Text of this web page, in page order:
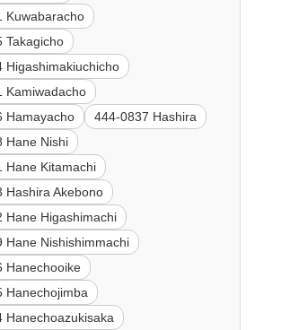
Kuwabaracho
Takagicho
Higashimakiuchicho
Kamiwadacho
Hamayacho
444-0837 Hashira
Hane Nishi
Hane Kitamachi
Hashira Akebono
Hane Higashimachi
Hane Nishishimmachi
Hanechooike
Hanechojimba
Hanechoazukisaka